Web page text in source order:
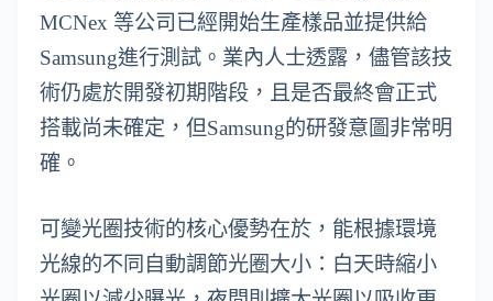
MCNex 等公司已經開始生產樣品並提供給
Samsung進行測試。業內人士透露，儘管該技
術仍處於開發初期階段，且是否最終會正式
搭載尚未確定，但Samsung的研發意圖非常明
確。
可變光圈技術的核心優勢在於，能根據環境
光線的不同自動調節光圈大小：白天時縮小